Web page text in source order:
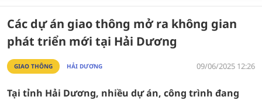
Các dự án giao thông mở ra không gian
phát triển mới tại Hải Dương
GIAO THÔNG HẢI DƯƠNG 09/06/2025 12:26
Tại tỉnh Hải Dương, nhiều dự án, công trình đang